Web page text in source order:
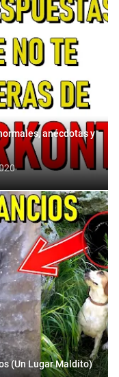
anécdotas y
(Un Lugar Maldito)